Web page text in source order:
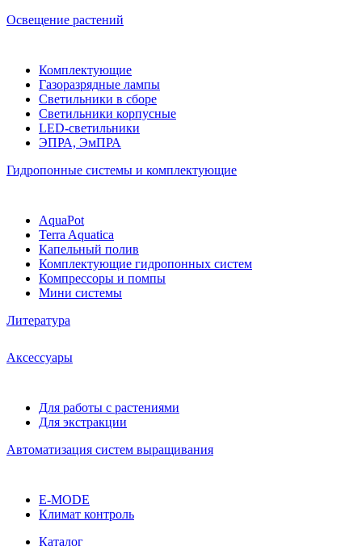
Освещение растений
Комплектующие
Газоразрядные лампы
Светильники в сборе
Светильники корпусные
LED-светильники
ЭПРА, ЭмПРА
Гидропонные системы и комплектующие
AquaPot
Terra Aquatica
Капельный полив
Комплектующие гидропонных систем
Компрессоры и помпы
Мини системы
Литература
Аксессуары
Для работы с растениями
Для экстракции
Автоматизация систем выращивания
E-MODE
Климат контроль
Каталог